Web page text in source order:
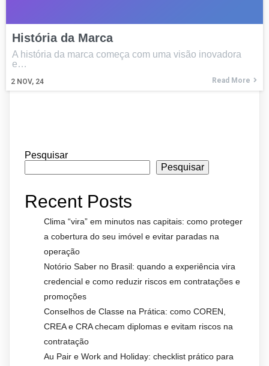
História da Marca
2 NOV, 24
A história da marca começa com uma visão inovadora
e…
Read More
Pesquisar
Pesquisar
Recent Posts
Clima “vira” em minutos nas capitais: como proteger
a cobertura do seu imóvel e evitar paradas na
operação
Notório Saber no Brasil: quando a experiência vira
credencial e como reduzir riscos em contratações e
promoções
Conselhos de Classe na Prática: como COREN,
CREA e CRA checam diplomas e evitam riscos na
contratação
Au Pair e Work and Holiday: checklist prático para